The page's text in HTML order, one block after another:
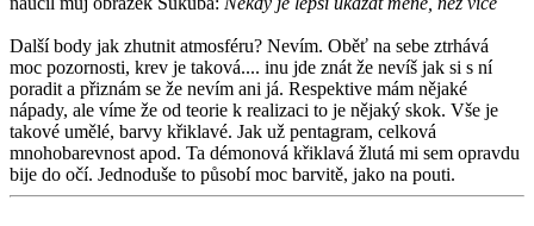
Další body jak zhutnit atmosféru? Nevím. Oběť na sebe ztrhává
moc pozornosti, krev je taková.... inu jde znát že nevíš jak si s ní
poradit a přiznám se že nevím ani já. Respektive mám nějaké
nápady, ale víme že od teorie k realizaci to je nějaký skok. Vše je
takové umělé, barvy křiklavé. Jak už pentagram, celková
mnohobarevnost apod. Ta démonová křiklavá žlutá mi sem opravdu
bije do očí. Jednoduše to působí moc barvitě, jako na pouti.